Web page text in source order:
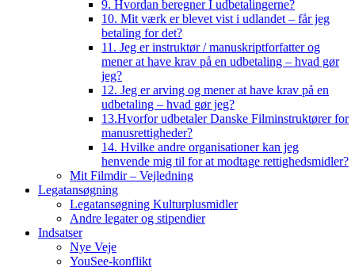
9. Hvordan beregner I udbetalingerne?
10. Mit værk er blevet vist i udlandet – får jeg
betaling for det?
11. Jeg er instruktør / manuskriptforfatter og
mener at have krav på en udbetaling – hvad gør
jeg?
12. Jeg er arving og mener at have krav på en
udbetaling – hvad gør jeg?
13.Hvorfor udbetaler Danske Filminstruktører for
manusrettigheder?
14. Hvilke andre organisationer kan jeg
henvende mig til for at modtage rettighedsmidler?
Mit Filmdir – Vejledning
Legatansøgning
Legatansøgning Kulturplusmidler
Andre legater og stipendier
Indsatser
Nye Veje
YouSee-konflikt